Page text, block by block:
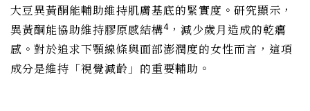
大豆異黃酮能輔助維持肌膚基底的緊實度。研究顯示，
異黃酮能協助維持膠原感結構4 ，減少歲月造成的乾癟
感。對於追求下顎線條與面部澎潤度的女性而言，這項
成分是維持「視覺減齡」的重要輔助。